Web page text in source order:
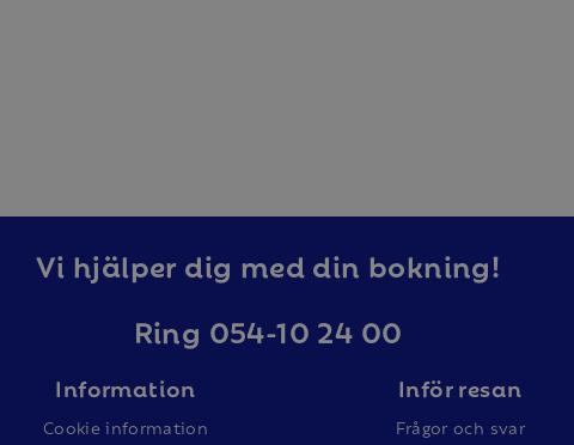
Vi hjälper dig med din bokning!
Ring 054-10 24 00
Information
Cookie information
Inför resan
Frågor och svar